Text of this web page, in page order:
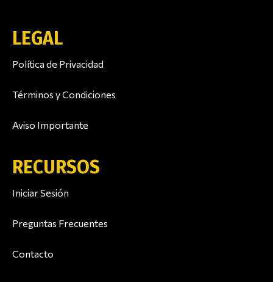
LEGAL
Política de Privacidad
Términos y Condiciones
Aviso Importante
RECURSOS
Iniciar Sesión
Preguntas Frecuentes
Contacto